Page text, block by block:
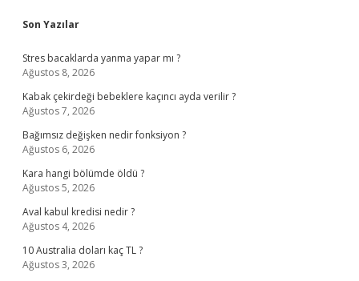
Sidebar
Son Yazılar
Stres bacaklarda yanma yapar mı ?
Ağustos 8, 2026
Kabak çekirdeği bebeklere kaçıncı ayda verilir ?
Ağustos 7, 2026
Bağımsız değişken nedir fonksiyon ?
Ağustos 6, 2026
Kara hangi bölümde öldü ?
Ağustos 5, 2026
Aval kabul kredisi nedir ?
Ağustos 4, 2026
10 Australia doları kaç TL ?
Ağustos 3, 2026